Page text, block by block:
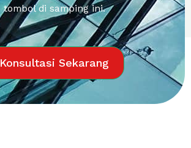
tombol di samping ini.
Konsultasi Sekarang